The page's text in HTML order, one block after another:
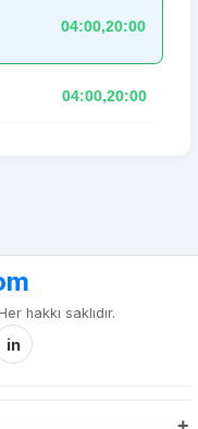
04:00,20:00
04:00,20:00
hakkı saklıdır.
in